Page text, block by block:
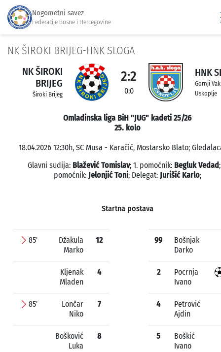
Nogometni savez
Federacije Bosne i Hercegovine
NK ŠIROKI BRIJEG-HNK SLOGA
NK ŠIROKI
BRIJEG
Široki Brijeg
2:2
0:0
HNK
Gornji
Uskoplje
Omladinska liga BiH "JUG" kadeti 25/26
25. kolo
18.04.2026 12:30h, SC Musa - Karačić, Mostarsko Blato;
Glavni sudija: Blažević Tomislav; 1. pomoćnik: Begluk Vedad
pomoćnik: Jelonjić Toni; Delegat: Jurišić Karlo;
Startna postava
85'
Džakula
Marko
12
Kljenak
Mladen
4
85'
Lončar
Niko
7
Bošković
Luka
8
99
Bošnjak
Darko
2
Pocrnja
Ivano
4
Petrović
Ajdin
5
Boškić
Ivano